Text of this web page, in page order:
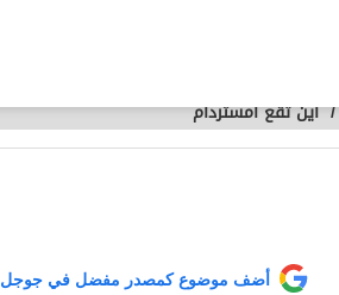
/أين تقع أمستردام
أضف موضوع كمصدر مفضل في جوجل